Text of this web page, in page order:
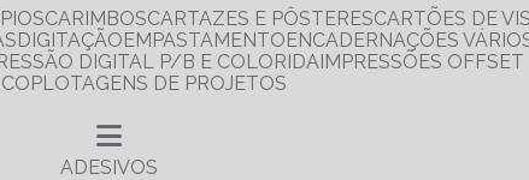
CARIMBOS CARTAZES E PÔSTERES CARTÕES DE
DIGITAÇÃO EMPASTAMENTO
ENCADERNAÇÕES
DIGITAL P/B E COLORIDA IMPRESSÕES OFFSET
PLOTAGENS DE PROJETOS
ADESIVOS